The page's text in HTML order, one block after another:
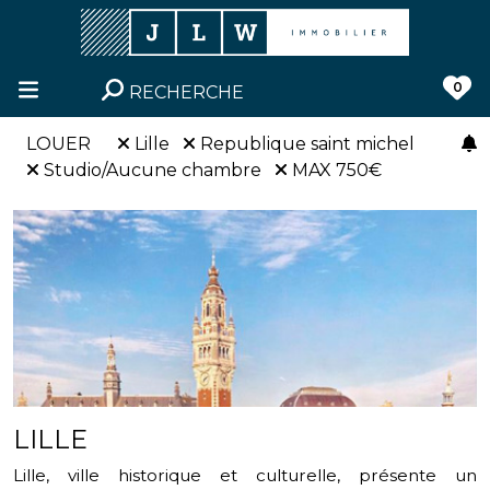
RECHERCHE 0
LOUER Lille
Republique saint michel
Studio/Aucune chambre
MAX 750€
LILLE
Lille, ville historique et culturelle, présente un